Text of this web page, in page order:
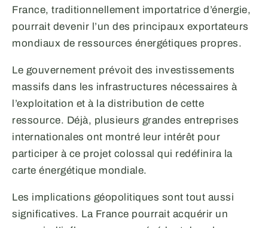
France, traditionnellement importatrice d’énergie,
pourrait devenir l’un des principaux exportateurs
mondiaux de ressources énergétiques propres.
Le gouvernement prévoit des investissements
massifs dans les infrastructures nécessaires à
l’exploitation et à la distribution de cette
ressource. Déjà, plusieurs grandes entreprises
internationales ont montré leur intérêt pour
participer à ce projet colossal qui redéfinira la
carte énergétique mondiale.
Les implications géopolitiques sont tout aussi
significatives. La France pourrait acquérir un